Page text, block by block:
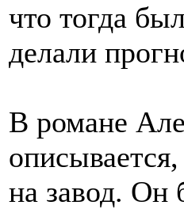
что тогда
делали
В романе
на завод. Он